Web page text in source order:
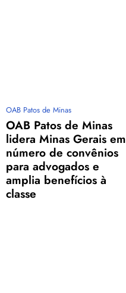
OAB Patos de Minas
OAB Patos de Minas
lidera Minas Gerais em
número de convênios
para advogados e
amplia benefícios à
classe